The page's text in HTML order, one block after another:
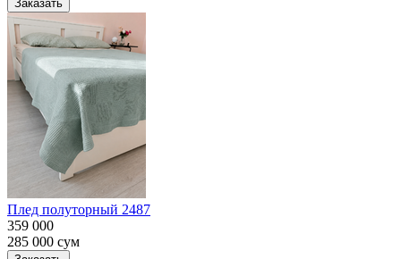
Заказать
Плед полуторный 2487
359 000
285 000 сум